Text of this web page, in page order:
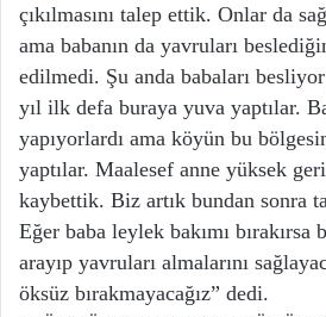
çıkılmasını talep ettik. Onlar da
ama babanın da yavruları
edilmedi. Şu anda babaları
yıl ilk defa buraya yuva yaptılar.
yapıyorlardı ama köyün bu
yaptılar. Maalesef anne yüksek
kaybettik. Biz artık bundan sonra
Eğer baba leylek bakımı
arayıp yavruları almalarını
öksüz bırakmayacağız” dedi.